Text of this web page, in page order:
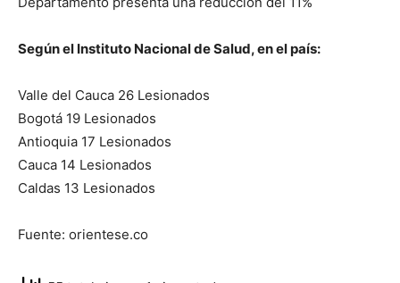
Según el Instituto Nacional de Salud, en el país:
Valle del Cauca 26 Lesionados
Bogotá 19 Lesionados
Antioquia 17 Lesionados
Cauca 14 Lesionados
Caldas 13 Lesionados
Fuente: orientese.co